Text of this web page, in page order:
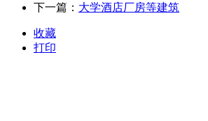
下一篇： 大学酒店厂房等建筑
收藏
打印